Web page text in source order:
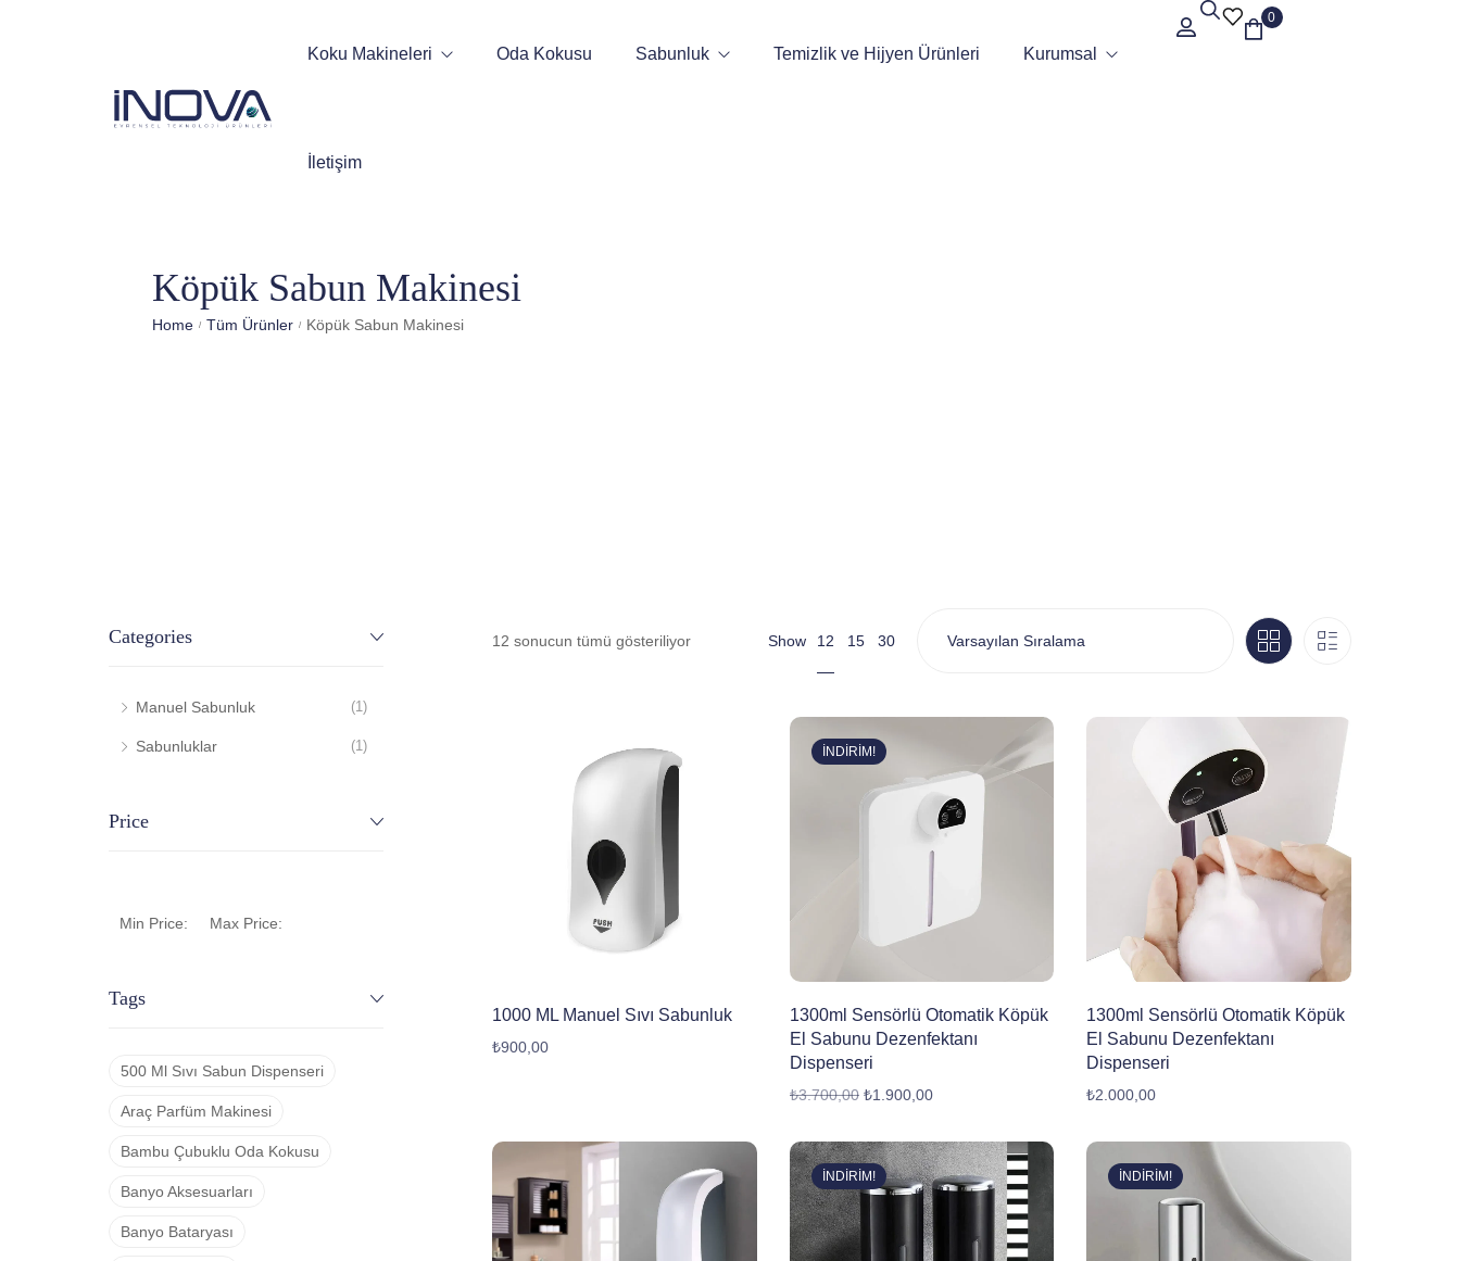
Koku Makineleri
Otomatik Koku Makinesi
Oda Kokusu Sabunluk Temizlik ve Hijyen Ürünleri Kurumsal
İletişim
0
Köpük Sabun Makinesi
Home / Tüm Ürünler / Köpük Sabun Makinesi
Categories
Manuel Sabunluk (1)
Sabunluklar (1)
Price
Min Price: Max Price:
Tags
500 Ml Sıvı Sabun Dispenseri
Araç Parfüm Makinesi
Bambu Çubuklu Oda Kokusu
Banyo Aksesuarları
Banyo Bataryası
12 sonucun tümü gösteriliyor Show 12 15 30
1000 ML Manuel Sıvı Sabunluk
₺900,00
İNDIRIM!
1300ml Sensörlü Otomatik Köpük
El Sabunu Dezenfektanı
Dispenseri
₺3.700,00 ₺1.900,00
1300ml Sensörlü Otomatik Köpük
El Sabunu Dezenfektanı
Dispenseri
₺2.000,00
İNDIRIM! İNDIRIM!